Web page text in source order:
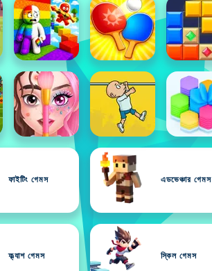
ফাইটিং গেমস এডভেঞ্চার গেমস
ফ্ল্যাশ গেমস স্কিল গেমস